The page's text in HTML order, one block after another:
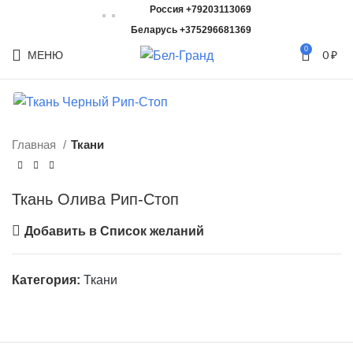
Россия +79203113069
Беларусь +375296681369
МЕНЮ 0 0₽
Главная Ткани
Ткань Олива Рип-Стоп
Добавить в Список желаний
Категория: Ткани